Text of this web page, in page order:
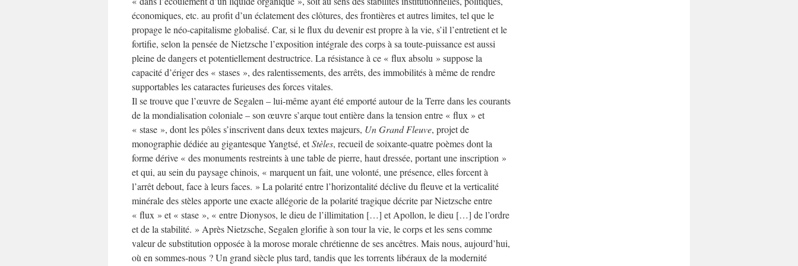
économiques, etc. au profit d’un éclatement des clôtures, des frontières et autres limites, tel que le
propage le néo-capitalisme globalisé. Car, si le flux du devenir est propre à la vie, s’il l’entretient et le
fortifie, selon la pensée de Nietzsche l’exposition intégrale des corps à sa toute-puissance est aussi
pleine de dangers et potentiellement destructrice. La résistance à ce « flux absolu » suppose la
capacité d’ériger des « stases », des ralentissements, des arrêts, des immobilités à même de rendre
supportables les cataractes furieuses des forces vitales.
Il se trouve que l’œuvre de Segalen – lui-même ayant été emporté autour de la Terre dans les courants
de la mondialisation coloniale – son œuvre s’arque tout entière dans la tension entre « flux » et
« stase », dont les pôles s’inscrivent dans deux textes majeurs, Un Grand Fleuve, projet de
monographie dédiée au gigantesque Yangtsé, etStèles, recueil de soixante-quatre poèmes dont la
forme dérive « des monuments restreints à une table de pierre, haut dressée, portant une inscription »
et qui, au sein du paysage chinois, « marquent un fait, une volonté, une présence, elles forcent à
l’arrêt debout, face à leurs faces. » La polarité entre l’horizontalité déclive du fleuve et la verticalité
minérale des stèles apporte une exacte allégorie de la polarité tragique décrite par Nietzsche entre
« flux » et « stase », « entre Dionysos, le dieu de l’illimitation […] et Apollon, le dieu […] de l’ordre
et de la stabilité. » Après Nietzsche, Segalen glorifie à son tour la vie, le corps et les sens comme
valeur de substitution opposée à la morose morale chrétienne de ses ancêtres. Mais nous, aujourd’hui,
où en sommes-nous ? Un grand siècle plus tard, tandis que les torrents libéraux de la modernité